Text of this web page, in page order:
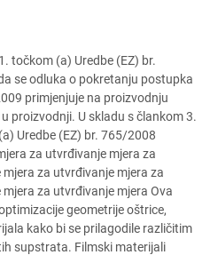
točkom (a) Uredbe (EZ) br.
se odluka o pokretanju postupka
primjenjuje na proizvodnju
proizvodnji. U skladu s člankom 3.
Uredbe (EZ) br. 765/2008
za utvrđivanje mjera za
za utvrđivanje mjera za
za utvrđivanje mjera Ova
geometrije oštrice,
kako bi se prilagodile različitim
supstrata. Filmski materijali